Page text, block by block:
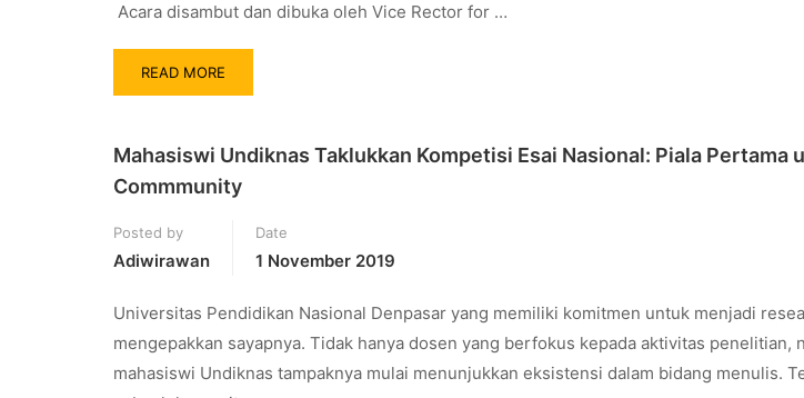
Acara disambut dan dibuka oleh Vice Rector for …
READ MORE
Mahasiswi Undiknas Taklukkan Kompetisi Esai Nasional: Piala Pertama
Commmunity
Posted by
Adiwirawan
Date
1 November 2019
Universitas Pendidikan Nasional Denpasar yang memiliki komitmen untuk menjadi
mengepakkan sayapnya. Tidak hanya dosen yang berfokus kepada aktivitas penelitian,
mahasiswi Undiknas tampaknya mulai menunjukkan eksistensi dalam bidang menulis.